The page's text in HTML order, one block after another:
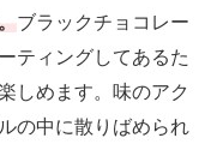
ブラックチョコレー
ティングしてあるた
しめます。味のアク
の中に散りばめられ